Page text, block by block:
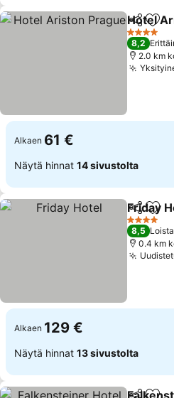
Jaa
Hotel
4
8,2
2.0 km
Alkaen 61 €
Näytä hinnat 14 sivustolta
Jaa
Friday
4
8,5
0.4 km
Alkaen 129 €
Näytä hinnat 13 sivustolta